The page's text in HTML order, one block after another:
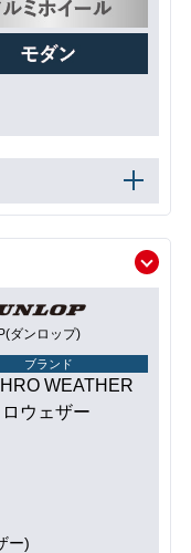
ダンロップ)
ブランド
WEATHER
ウェザー
ー)